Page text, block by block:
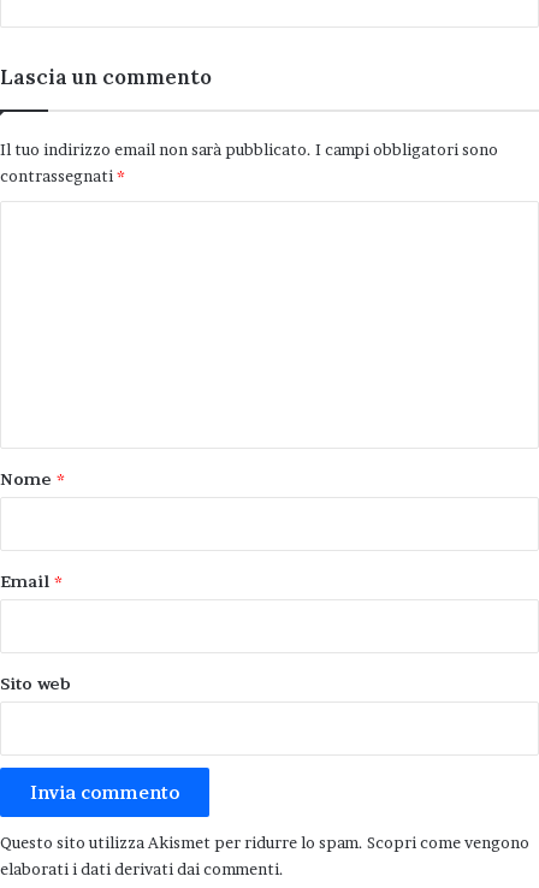
Lascia un commento
Il tuo indirizzo email non sarà pubblicato. I campi obbligatori sono
contrassegnati *
o
Nome *
Email *
Sito web
Questo sito utilizza Akismet per ridurre lo spam. Scopri come vengono
elaborati i dati derivati dai commenti.